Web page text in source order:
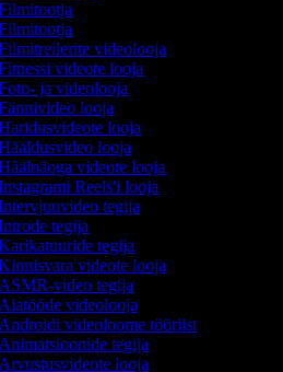
videolooja
videote looja
ja videolooja
looja
looja
looja
videote looja
Reels'i looja
tegija
tegija
tegija
videote looja
video tegija
videolooja
videoloome tööriist
tegija
looja